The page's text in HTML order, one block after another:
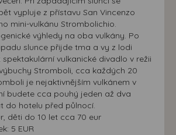
vypluje z přístavu San Vincenzo
mini-vulkánu Strombolichio.
výhledy na oba vulkány. Po
slunce přijde tma a vy z lodi
vulkanické divadlo v režii
Stromboli, cca každých 20
je nejaktivnějším vulkánem v
budete cca pouhý jeden až dva
do hotelu před půlnocí.
děti do 10 let cca 70 eur
5 EUR